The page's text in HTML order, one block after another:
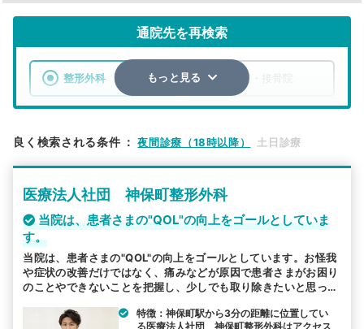
通院先を再検索
整形外科 整骨院・接骨院
検索する
詳細条件で絞り込む
駅から探す 院名から探す
もっと見る
良く検索される条件 ： 夜間診療（18時以降） 土日診療
医療法人社団 神保町整形外科
当院は、患者さまの"QOL"の向上をゴールとしていま
す。
当院は、患者さまの"QOL"の向上をゴールとしています。お怪我
や症状の改善だけではなく、痛みなどが原因で患者さまがお困り
のことやできないことを把握し、少しでも取り除きたいと思って
しやすく、リハビリスタッフも常駐しておりますので、継続通院
特徴：神保町駅から3分の距離に位置してい
る医療法人社団 神保町整形外科はアクセス